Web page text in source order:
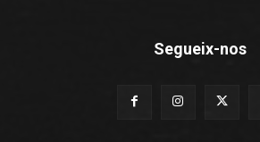
Segueix-nos